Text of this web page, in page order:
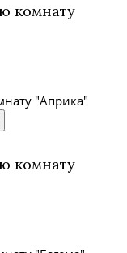
комнату
комнату